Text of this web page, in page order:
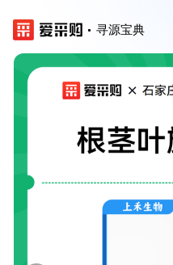
寻源宝典